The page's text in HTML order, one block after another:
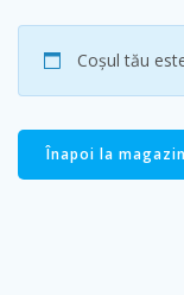
Coșul tău
Înapoi la magazin